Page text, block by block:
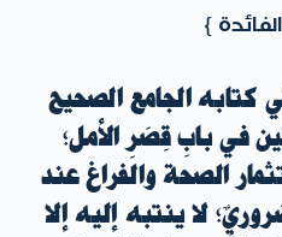
}
كتابه الجامع الصحيح
في بابِ قِصَرِ الأمل؛
الصحة والفراغ عند
لا ينتبه إليه إلا